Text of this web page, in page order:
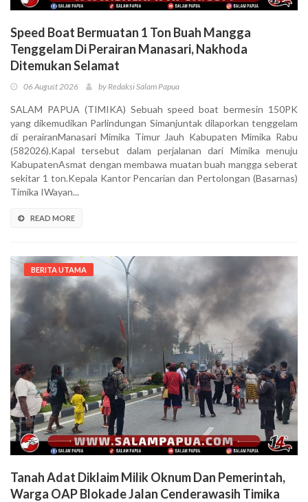
Speed Boat Bermuatan 1 Ton Buah Mangga
Tenggelam Di Perairan Manasari, Nakhoda
Ditemukan Selamat
06 August 2026 by Redaksi Salam Papua
SALAM PAPUA (TIMIKA) Sebuah speed boat bermesin 150PK
yang dikemudikan Parlindungan Simanjuntak dilaporkan tenggelam
di perairanManasari Mimika Timur Jauh Kabupaten Mimika Rabu
(582026).Kapal tersebut dalam perjalanan dari Mimika menuju
KabupatenAsmat dengan membawa muatan buah mangga seberat
sekitar 1 ton.Kepala Kantor Pencarian dan Pertolongan (Basarnas)
Timika IWayan...
READ MORE
BERITA UTAMA
Tanah Adat Diklaim Milik Oknum Dan Pemerintah,
Warga OAP Blokade Jalan Cenderawasih Timika